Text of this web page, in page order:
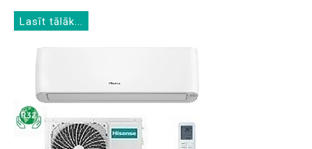
Lasīt tālāk...